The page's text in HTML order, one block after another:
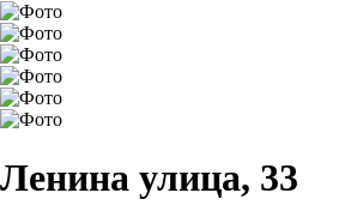
Ленина улица, 33